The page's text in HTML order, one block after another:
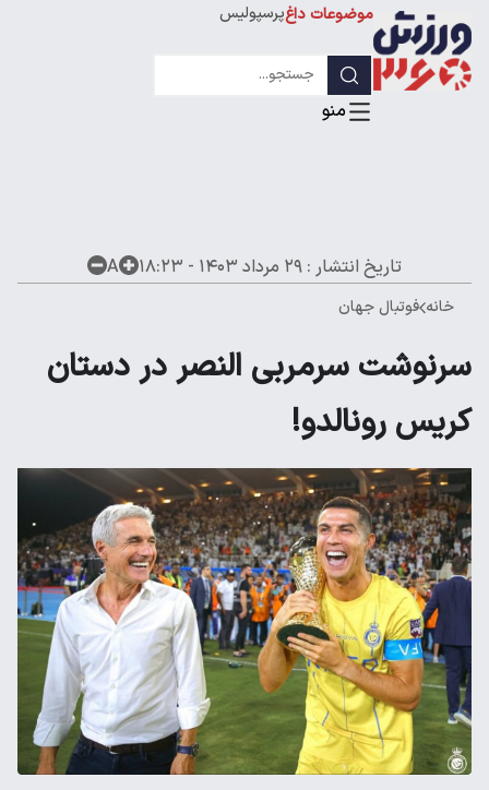
موضوعات داغپرسپولیس
لیگ قهرمانان
تاریخ انتشار : ۲۹ مرداد ۱۴۰۳ - ۱۸:۲۳ A
خانه فوتبال جهان
سرنوشت سرمربی النصر در دستان
کریس رونالدو!